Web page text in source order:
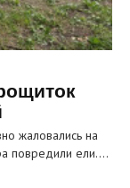
жаловались на
повредили ели.…